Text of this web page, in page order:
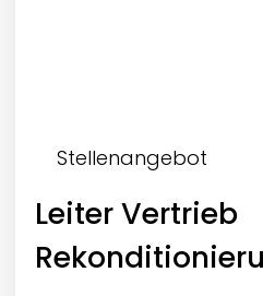
Stellenangebot
Leiter Vertrieb